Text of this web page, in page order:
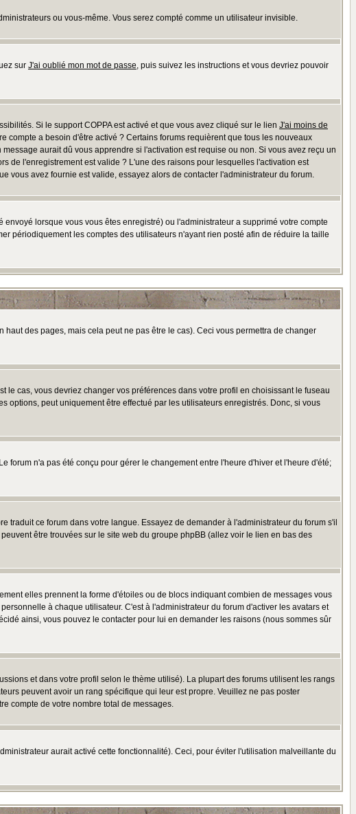
ou vous-même. Vous serez compté comme un utilisateur invisible.
sur J'ai oublié mon mot de passe, puis suivez les instructions et vous devriez pouvoir
Si le support COPPA est activé et que vous avez cliqué sur le lien J'ai moins de
compte a besoin d'être activé ? Certains forums requièrent que tous les nouveaux
aurait dû vous apprendre si l'activation est requise ou non. Si vous avez reçu un
de l'enregistrement est valide ? L'une des raisons pour lesquelles l'activation est
vous avez fournie est valide, essayez alors de contacter l'administrateur du forum.
lorsque vous vous êtes enregistré) ou l'administrateur a supprimé votre compte
périodiquement les comptes des utilisateurs n'ayant rien posté afin de réduire la taille
haut des pages, mais cela peut ne pas être le cas). Ceci vous permettra de changer
le cas, vous devriez changer vos préférences dans votre profil en choisissant le fuseau
options, peut uniquement être effectué par les utilisateurs enregistrés. Donc, si vous
forum n'a pas été conçu pour gérer le changement entre l'heure d'hiver et l'heure d'été;
ce forum dans votre langue. Essayez de demander à l'administrateur du forum s'il
être trouvées sur le site web du groupe phpBB (allez voir le lien en bas des
elles prennent la forme d'étoiles ou de blocs indiquant combien de messages vous
à chaque utilisateur. C'est à l'administrateur du forum d'activer les avatars et
ainsi, vous pouvez le contacter pour lui en demander les raisons (nous sommes sûr
et dans votre profil selon le thème utilisé). La plupart des forums utilisent les rangs
peuvent avoir un rang spécifique qui leur est propre. Veuillez ne pas poster
compte de votre nombre total de messages.
aurait activé cette fonctionnalité). Ceci, pour éviter l'utilisation malveillante du